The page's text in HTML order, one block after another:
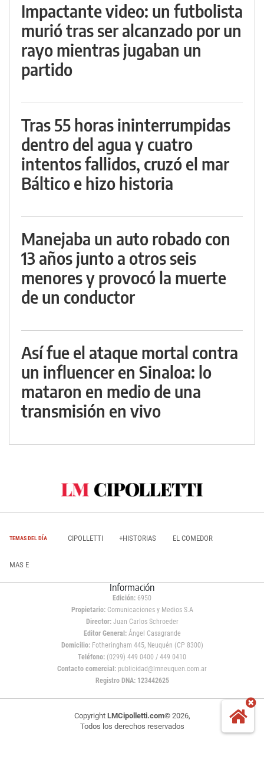
Impactante video: un futbolista
murió tras ser alcanzado por un
rayo mientras jugaban un
partido
Tras 55 horas ininterrumpidas
dentro del agua y cuatro
intentos fallidos, cruzó el mar
Báltico e hizo historia
Manejaba un auto robado con
13 años junto a otros seis
menores y provocó la muerte
de un conductor
Así fue el ataque mortal contra
un influencer en Sinaloa: lo
mataron en medio de una
transmisión en vivo
TEMAS DEL DÍA CIPOLLETTI +HISTORIAS EL COMEDOR
MAS E
Información
Edición: 6950
Propietario:Comunicaciones y Medios S.A
Director: Juan Carlos Schroeder
Editor General:Ángel Casagrande
Domicilio:Fotheringham 445, Neuquén (CP 8300)
Teléfono: (0299) 449 0400 / 449 0410
Contacto comercial: publicidad@lmneuquen.com.ar
Registro DNA: 123442625
Copyright LMCipolletti.com© 2026,
Todos los derechos reservados